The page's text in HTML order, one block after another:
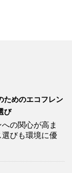
ためのエコフレン
び
の関心が高ま
びも環境に優